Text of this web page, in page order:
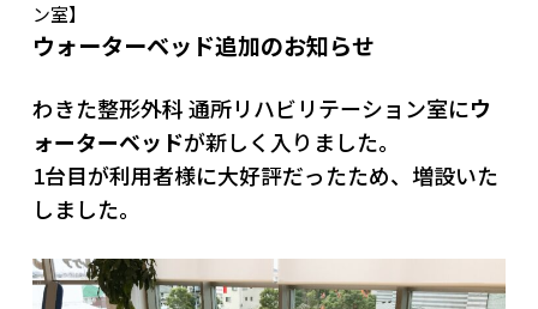
ン室】
ウォーターベッド追加のお知らせ
わきた整形外科 通所リハビリテーション室にウ
ォーターベッドが新しく入りました。
1台目が利用者様に大好評だったため、増設いた
しました。